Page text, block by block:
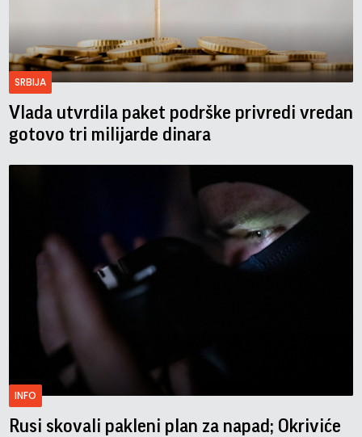
SRBIJA
Vlada utvrdila paket podrške privredi vredan
gotovo tri milijarde dinara
INFO
Rusi skovali pakleni plan za napad; Okriviće